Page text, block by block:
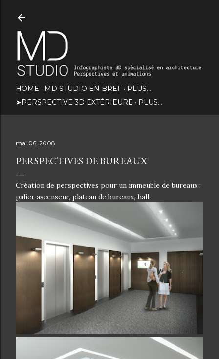
HOME MD STUDIO EN BREF
PLUS…
➤PERSPECTIVE 3D EXTÉRIEURE
PLUS…
mai 06, 2008
PERSPECTIVES DE BUREAUX
Création de perspectives pour un immeuble de bureaux :
palier ascenseur, plateau de bureaux, hall.